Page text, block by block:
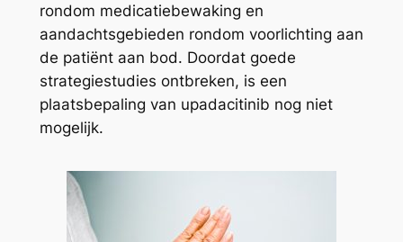
rondom medicatiebewaking en
aandachtsgebieden rondom voorlichting aan
de patiënt aan bod. Doordat goede
strategiestudies ontbreken, is een
plaatsbepaling van upadacitinib nog niet
mogelijk.